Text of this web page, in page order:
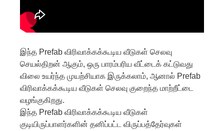
இந்த Prefab விரிவாக்கக்கூடிய வீடுகள் செலவு
செயல்திறன் ஆகும், ஒரு பாரம்பரிய வீட்டைக் கட்டுவது
விலை உயர்ந்த முயற்சியாக இருக்கலாம், ஆனால் Prefab
விரிவாக்கக்கூடிய வீடுகள் செலவு குறைந்த மாற்றீட்டை
வழங்குகிறது.
இந்த Prefab விரிவாக்கக்கூடிய வீடுகள்
குடியிருப்பாளர்களின் தனிப்பட்ட விருப்பத்தேர்வுகள்